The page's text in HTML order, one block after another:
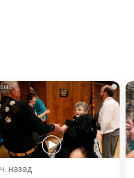
i
назад